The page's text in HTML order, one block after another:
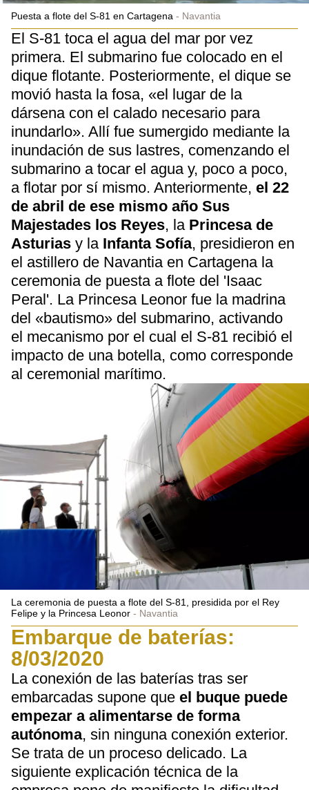
Puesta a flote del S-81 en Cartagena Navantia
El S-81 toca el agua del mar por vez
primera. El submarino fue colocado en el
dique flotante. Posteriormente, el dique se
movió hasta la fosa, «el lugar de la
dársena con el calado necesario para
inundarlo». Allí fue sumergido mediante la
inundación de sus lastres, comenzando el
submarino a tocar el agua y, poco a poco,
a flotar por sí mismo. Anteriormente, el 22
de abril de ese mismo año Sus
Majestades los Reyes, la Princesa de
Asturias y la Infanta Sofía, presidieron en
el astillero de Navantia en Cartagena la
ceremonia de puesta a flote del 'Isaac
Peral'. La Princesa Leonor fue la madrina
del «bautismo» del submarino, activando
el mecanismo por el cual el S-81 recibió el
impacto de una botella, como corresponde
al ceremonial marítimo.
La ceremonia de puesta a flote del S-81, presidida por el Rey
Felipe y la Princesa Leonor
Navantia
Embarque de baterías:
8/03/2020
La conexión de las baterías tras ser
embarcadas supone que el buque puede
empezar a alimentarse de forma
autónoma, sin ninguna conexión exterior.
Se trata de un proceso delicado. La
siguiente explicación técnica de la